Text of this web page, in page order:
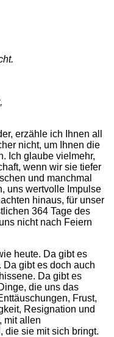
erzähle ich Ihnen all
nicht, um Ihnen die
Ich glaube vielmehr,
wenn wir sie tiefer
und manchmal
uns wertvolle Impulse
hinaus, für unser
364 Tage des
nicht nach Feiern
heute. Da gibt es
gibt es doch auch
Da gibt es
die uns das
Frust,
Resignation und
mit allen
die sie mit sich bringt.